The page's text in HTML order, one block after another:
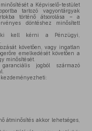
a Képviselő-testület
tartozó vagyontárgyak
történő átsorolása – a
döntéshez minősített
ki kell kérni a Pénzügyi,
követően, vagy ingatlan
emelkedését követően a
minősítését.
jogból származó
átminősítés akkor lehetséges,